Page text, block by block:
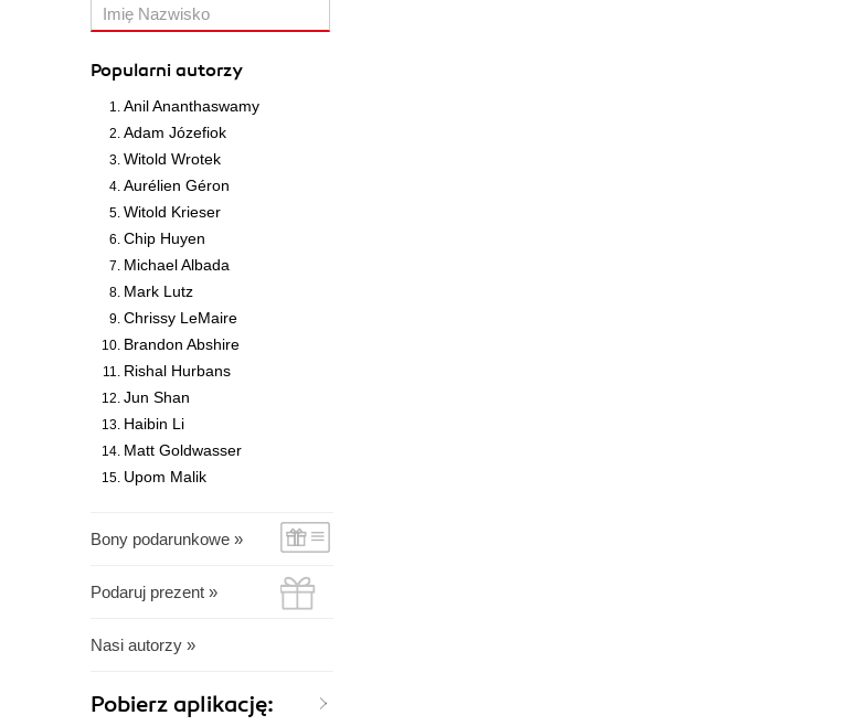
Popularni autorzy
Anil Ananthaswamy
Adam Józefiok
Witold Wrotek
Aurélien Géron
Witold Krieser
Chip Huyen
Michael Albada
Mark Lutz
Chrissy LeMaire
Brandon Abshire
Rishal Hurbans
Jun Shan
Haibin Li
Matt Goldwasser
Upom Malik
Bony podarunkowe »
Podaruj prezent »
Nasi autorzy »
Pobierz aplikację: